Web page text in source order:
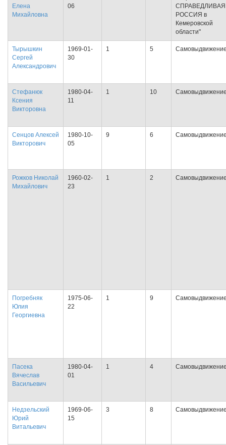
Елена
Михайловна
06
СПРАВЕДЛИВАЯ
РОССИЯ в
Кемеровской
области"
Тырышкин
Сергей
Александрович
1969-01-
30
1 5
Стефанюк
Ксения
Викторовна
1980-04-
11
1 10
Сенцов Алексей
Викторович
1980-10-
05
9 6
Рожков Николай
Михайлович
1960-02-
23
1 2
Погребняк
Юлия
Георгиевна
1975-06-
22
1 9
Пасека
Вячеслав
Васильевич
1980-04-
01
1 4
Недзельский
Юрий
Витальевич
1969-06-
15
3 8